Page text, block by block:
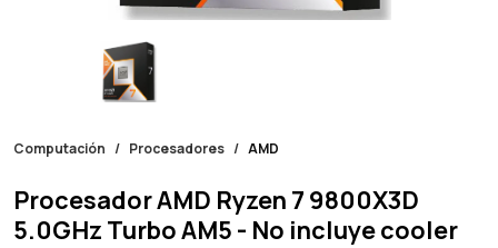
Computación Procesadores AMD
Procesador AMD Ryzen 7 9800X3D
5.0GHz Turbo AM5 - No incluye cooler